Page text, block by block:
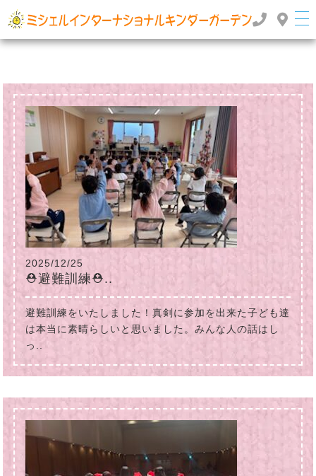
ーガーデン
TOP
2025/12/25
⛑避難訓練⛑..
避難訓練をいたしました！真剣に参加を出来た子ども達
は本当に素晴らしいと思いました。みんな人の話はし
っ..